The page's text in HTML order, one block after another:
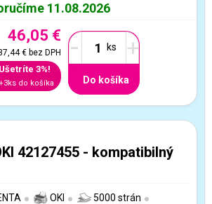
11.08.2026
46,05 €
€bez DPH
Ušetríte 3%!
do košíka
- +
Do košíka
42127455 - kompatibilný
OKI 5000 strán